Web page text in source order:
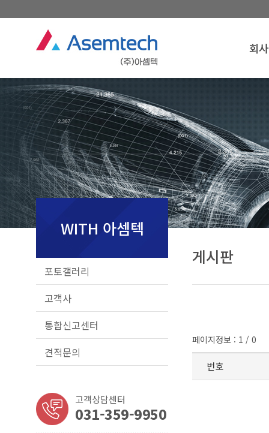
회
조
찾아
회
WITH 아셈텍
포토갤러리
고객사
통합신고센터
견적문의
고객상담센터
031-359-9950
게시판
페이지정보 : 1 / 0
번호